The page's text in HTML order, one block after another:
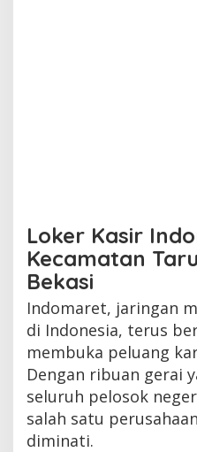
Loker Kasir
Kecamatan
Bekasi
Indomaret, jaringan
di Indonesia, terus
membuka peluang
Dengan ribuan gerai
seluruh pelosok
salah satu
diminati.